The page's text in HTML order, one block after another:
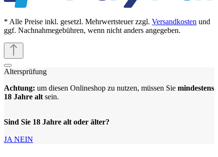
* Alle Preise inkl. gesetzl. Mehrwertsteuer zzgl. Versandkosten und
ggf. Nachnahmegebühren, wenn nicht anders angegeben.
Altersprüfung
Achtung: um diesen Onlineshop zu nutzen, müssen Sie mindestens
18 Jahre alt sein.
Sind Sie 18 Jahre alt oder älter?
JA NEIN